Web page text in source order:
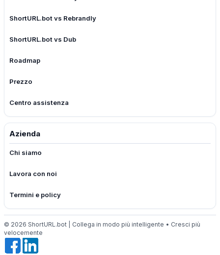
ShortURL.bot vs Rebrandly
ShortURL.bot vs Dub
Roadmap
Prezzo
Centro assistenza
Azienda
Chi siamo
Lavora con noi
Termini e policy
© 2026 ShortURL.bot | Collega in modo più intelligente • Cresci più
velocemente